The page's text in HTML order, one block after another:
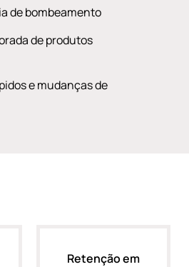
de bombeamento
de produtos
e mudanças de
Retenção em